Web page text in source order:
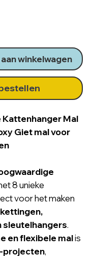
winkelwagen
Mal
Giet mal voor
8 unieke
voor het maken
sleutelhangers.
en flexibele malis
projecten,